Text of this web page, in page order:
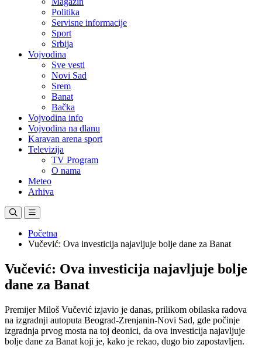
Politika
Servisne informacije
Sport
Srbija
Vojvodina
Sve vesti
Novi Sad
Srem
Banat
Bačka
Vojvodina info
Vojvodina na dlanu
Karavan arena sport
Televizija
TV Program
O nama
Meteo
Arhiva
Početna
Vučević: Ova investicija najavljuje bolje dane za Banat
Vučević: Ova investicija najavljuje bolje
dane za Banat
Premijer Miloš Vučević izjavio je danas, prilikom obilaska radova
na izgradnji autoputa Beograd-Zrenjanin-Novi Sad, gde počinje
izgradnja prvog mosta na toj deonici, da ova investicija najavljuje
bolje dane za Banat koji je, kako je rekao, dugo bio zapostavljen.